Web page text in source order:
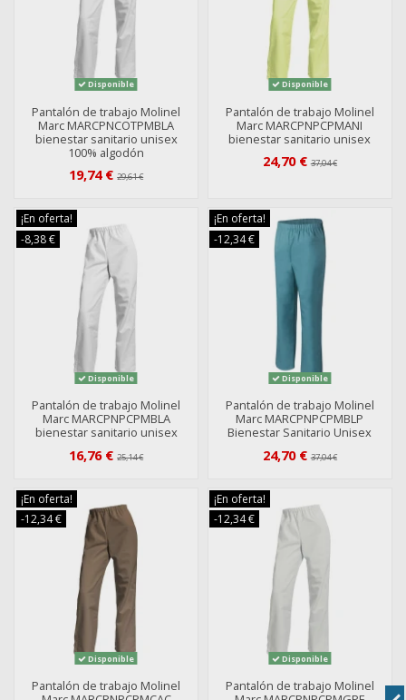
Disponible
Pantalón de trabajo Molinel
Marc MARCPNCOTPMBLA
bienestar sanitario unisex
100% algodón
19,74 €29,61 €
Disponible
Pantalón de trabajo Molinel
Marc MARCPNPCPMANI
bienestar sanitario unisex
24,70 €37,04 €
¡En oferta!
-8,38 €
Disponible
Pantalón de trabajo Molinel
Marc MARCPNPCPMBLA
bienestar sanitario unisex
16,76 €25,14 €
¡En oferta!
-12,34 €
Disponible
Pantalón de trabajo Molinel
Marc MARCPNPCPMBLP
Bienestar Sanitario Unisex
24,70 €37,04 €
¡En oferta!
-12,34 €
Disponible
Pantalón de trabajo Molinel
¡En oferta!
-12,34 €
Disponible
Pantalón de trabajo Molinel